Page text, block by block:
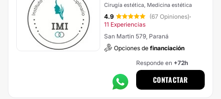
Cirugía estética, Medicina estética
4.9 (67 Opiniones)·
11 Experiencias
San Martin 579, Paraná
Opciones de financiación
Responde en +72h
CONTACTAR